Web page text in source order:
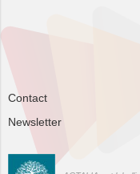
Contact
Newsletter